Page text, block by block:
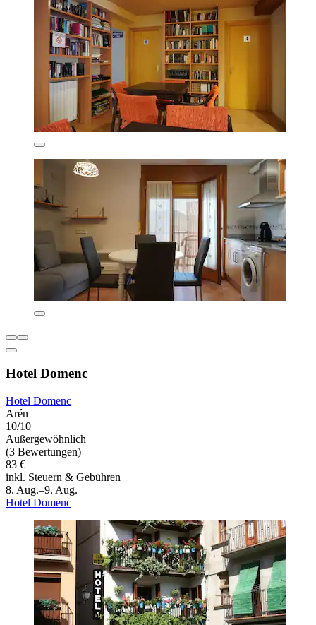
Hotel Domenc
Hotel Domenc
Arén
10/10
Außergewöhnlich
(3 Bewertungen)
83 €
inkl. Steuern & Gebühren
8. Aug.–9. Aug.
Hotel Domenc